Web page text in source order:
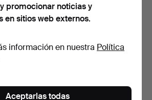
11 pujas
174 USD
promocionar noticias y
en sitios web externos.
información en nuestra Política
Aceptarlas todas